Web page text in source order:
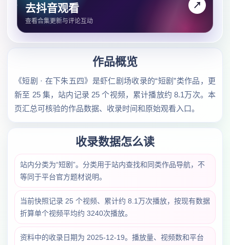
去抖音观看
查看合集更新与评论互动
↗
作品概览
《短剧 · 在下朱五四》是虾仁剧场收录的“短剧”类作品，更
新至 25 集，站内记录 25 个视频，累计播放约 8.1万次。本
页汇总可核验的作品数据、收录时间和原始观看入口。
收录数据怎么读
站内分类为“短剧”。分类用于站内查找和同类作品导航，不
等同于平台官方题材说明。
当前快照记录 25 个视频、累计约 8.1万次播放，按现有数据
折算单个视频平均约 3240次播放。
资料中的收录日期为 2025-12-19。播放量、视频数和平台